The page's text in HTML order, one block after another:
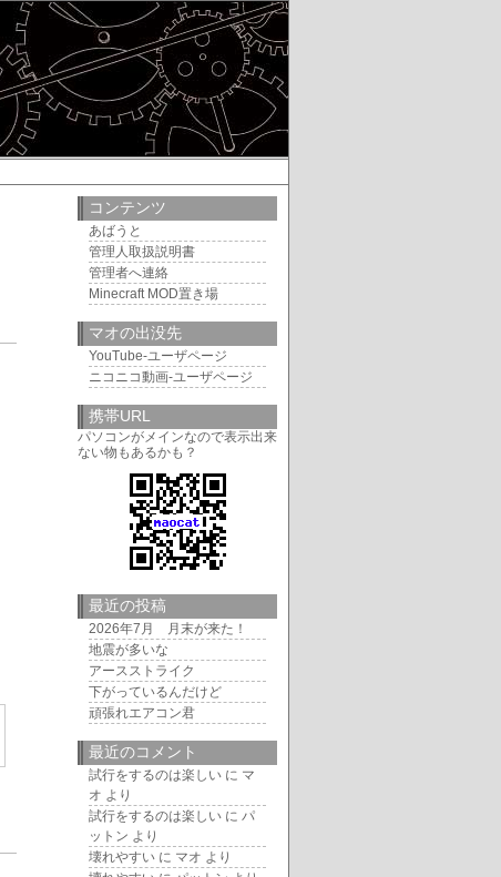
コンテンツ
あばうと
管理人取扱説明書
管理者へ連絡
Minecraft MOD置き場
マオの出没先
YouTube-ユーザページ
ニコニコ動画-ユーザページ
携帯URL
パソコンがメインなので表示出来
ない物もあるかも？
最近の投稿
2026年7月 月末が来た！
地震が多いな
アースストライク
下がっているんだけど
頑張れエアコン君
最近のコメント
試行をするのは楽しい に マ
オ より
試行をするのは楽しい に パ
ットン より
壊れやすい に マオ より